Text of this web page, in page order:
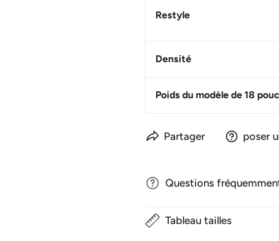
Restyle
Densité
Poids du modèle de 18
Partager poser
Questions
1. Combien de temps dure
Tableau tailles